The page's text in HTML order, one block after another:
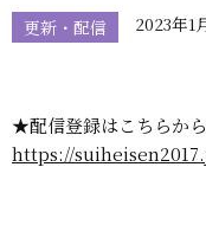
更新・配信 2023年1
★配信登録はこちらから
https://